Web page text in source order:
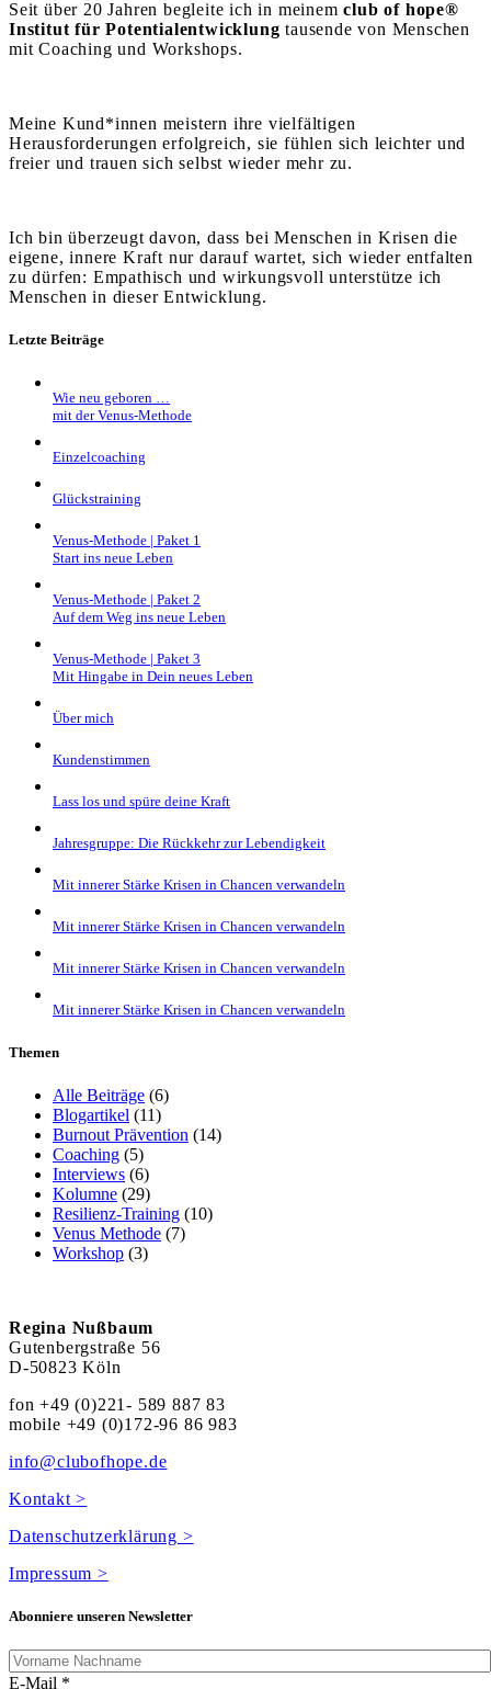
Seit über 20 Jahren begleite ich in meinemclub of hope®
Institut für Potentialentwicklung tausende von Menschen
mit Coaching und Workshops.
Meine Kund*innen meistern ihre vielfältigen
Herausforderungen erfolgreich, sie fühlen sich leichter und
freier und trauen sich selbst wieder mehr zu.
Ich bin überzeugt davon, dass bei Menschen in Krisen die
eigene, innere Kraft nur darauf wartet, sich wieder entfalten
zu dürfen: Empathisch und wirkungsvoll unterstütze ich
Menschen in dieser Entwicklung.
Letzte Beiträge
Wie neu geboren …
mit der Venus-Methode
Einzelcoaching
Glückstraining
Venus-Methode | Paket 1
Start ins neue Leben
Venus-Methode | Paket 2
Auf dem Weg ins neue Leben
Venus-Methode | Paket 3
Mit Hingabe in Dein neues Leben
Über mich
Kundenstimmen
Lass los und spüre deine Kraft
Jahresgruppe: Die Rückkehr zur Lebendigkeit
Mit innerer Stärke Krisen in Chancen verwandeln
Mit innerer Stärke Krisen in Chancen verwandeln
Mit innerer Stärke Krisen in Chancen verwandeln
Mit innerer Stärke Krisen in Chancen verwandeln
Themen
Alle Beiträge (6)
Blogartikel (11)
Burnout Prävention (14)
Coaching (5)
Interviews (6)
Kolumne (29)
Resilienz-Training (10)
Venus Methode (7)
Workshop (3)
Regina Nußbaum
Gutenbergstraße 56
D-50823 Köln
fon +49 (0)221- 589 887 83
mobile +49 (0)172-96 86 983
info@clubofhope.de
Kontakt >
Datenschutzerklärung >
Impressum >
Abonniere unseren Newsletter
E-Mail *